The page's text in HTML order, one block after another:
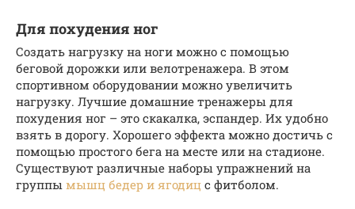
Для похудения ног
Создать нагрузку на ноги можно с помощью
беговой дорожки или велотренажера. В этом
спортивном оборудовании можно увеличить
нагрузку. Лучшие домашние тренажеры для
похудения ног – это скакалка, эспандер. Их удобно
взять в дорогу. Хорошего эффекта можно достичь с
помощью простого бега на месте или на стадионе.
Существуют различные наборы упражнений на
группы мышц бедер и ягодиц с фитболом.